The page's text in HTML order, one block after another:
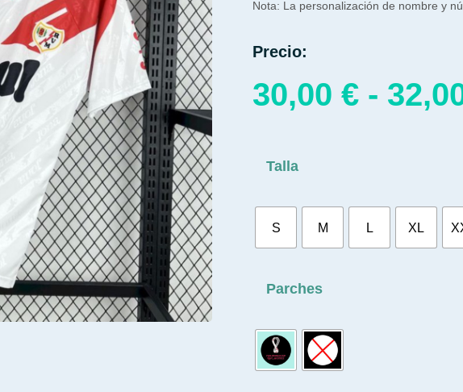
Nota: La personalización de nombre y
Precio:
30,00 € -
Talla
S M L XL
Parches